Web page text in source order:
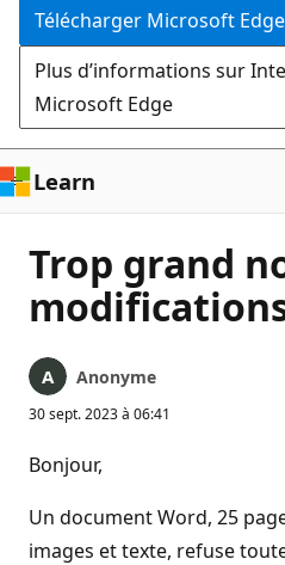
Télécharger Microsoft Edge
Plus d’informations sur
Microsoft Edge
Learn
Trop grand
Anonyme
30 sept. 2023 à 06:41
Bonjour,
Un document Word, 25
images et texte, refuse